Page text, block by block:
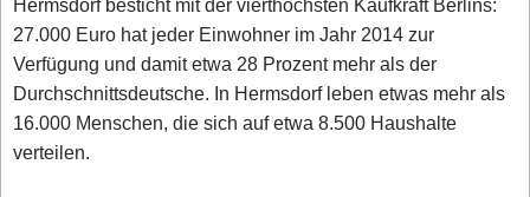
27.000 Euro hat jeder Einwohner im Jahr 2014 zur
Verfügung und damit etwa 28 Prozent mehr als der
Durchschnittsdeutsche. In Hermsdorf leben etwas mehr als
16.000 Menschen, die sich auf etwa 8.500 Haushalte
verteilen.